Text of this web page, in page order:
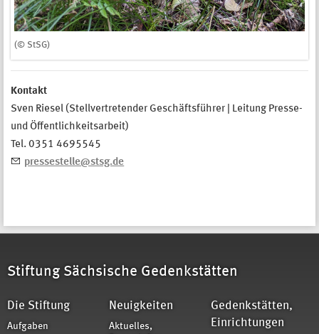
(© StSG)
Kontakt
Sven Riesel (Stellvertretender Geschäftsführer | Leitung Presse-
und Öffentlichkeitsarbeit)
Tel. 0351 4695545
pressestelle@stsg.de
Stiftung Sächsische Gedenkstätten
Die Stiftung
Aufgaben
Neuigkeiten
Aktuelles,
Gedenkstätten,
Einrichtungen